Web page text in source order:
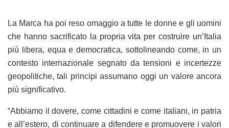
La Marca ha poi reso omaggio a tutte le donne e gli uomini
che hanno sacrificato la propria vita per costruire un’Italia
più libera, equa e democratica, sottolineando come, in un
contesto internazionale segnato da tensioni e incertezze
geopolitiche, tali principi assumano oggi un valore ancora
più significativo.
“Abbiamo il dovere, come cittadini e come italiani, in patria
e all’estero, di continuare a difendere e promuovere i valori